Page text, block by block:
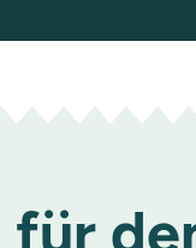
für